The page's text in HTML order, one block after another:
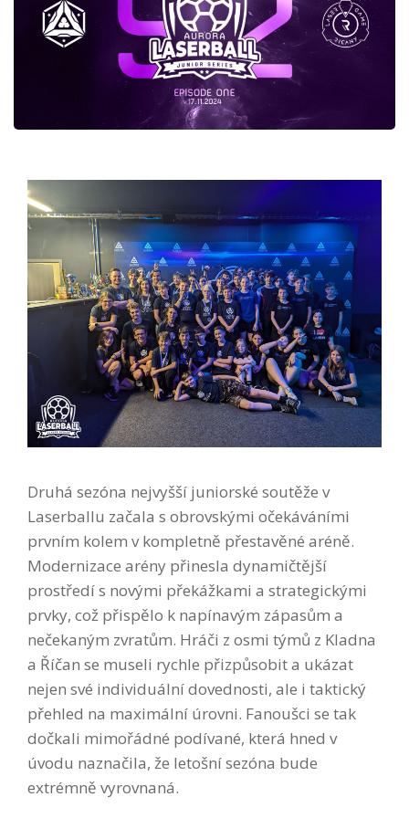
Druhá sezóna nejvyšší juniorské soutěže v
Laserballu začala s obrovskými očekáváními
prvním kolem v kompletně přestavěné aréně.
Modernizace arény přinesla dynamičtější
prostředí s novými překážkami a strategickými
prvky, což přispělo k napínavým zápasům a
nečekaným zvratům. Hráči z osmi týmů z Kladna
a Říčan se museli rychle přizpůsobit a ukázat
nejen své individuální dovednosti, ale i taktický
přehled na maximální úrovni. Fanoušci se tak
dočkali mimořádné podívané, která hned v
úvodu naznačila, že letošní sezóna bude
extrémně vyrovnaná.